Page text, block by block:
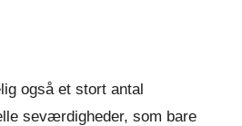
også et stort antal
seværdigheder, som bare